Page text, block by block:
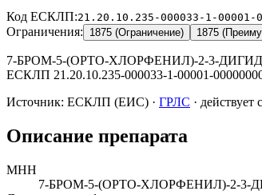
Код ЕСКЛП:21.20.10.235-000033-1-00001-
Ограничения: 1875 (Ограничение) 1875
7-БРОМ-5-(ОРТО-ХЛОРФЕНИЛ)-2-3-
ЕСКЛП 21.20.10.235-000033-1-00001-
Источник: ЕСКЛП (ЕИС) · ГРЛС · действует
Описание препарата
МНН
7-БРОМ-5-(ОРТО-ХЛОРФЕНИЛ)-2-3-